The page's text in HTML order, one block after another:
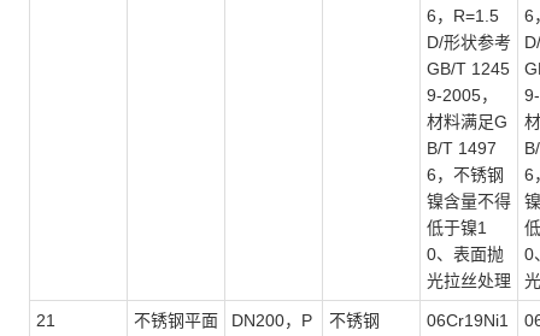
6，R=1.5
D/形状参考
GB/T 1245
9-2005，
材料满足G
B/T 1497
6，不锈钢
镍含量不得
低于镍1
0、表面抛
光拉丝处理
6
6
0
21
不锈钢平面
DN200，P
不锈钢
06Cr19Ni1